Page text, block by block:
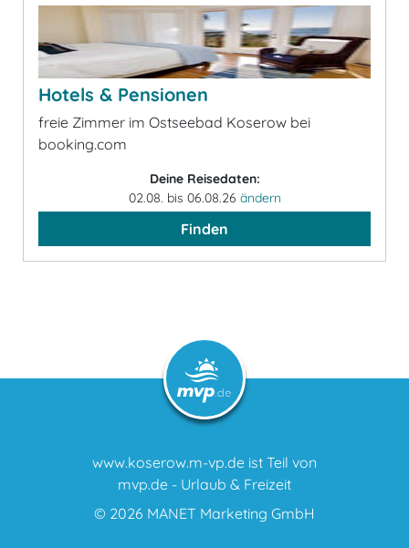
Hotels & Pensionen
freie Zimmer im Ostseebad Koserow bei
booking.com
Deine Reisedaten:
02.08. bis 06.08.26 ändern
Finden
www.koserow.m-vp.de ist Teil von
mvp.de - Urlaub & Freizeit
© 2026 MANET Marketing GmbH